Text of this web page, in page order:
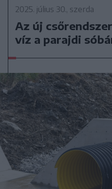
2025. július 30., szerda
Az új
víz a parajdi